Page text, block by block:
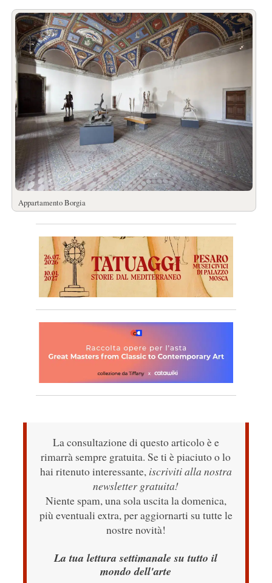
Appartamento Borgia
La consultazione di questo articolo è e
rimarrà sempre gratuita. Se ti è piaciuto o lo
hai ritenuto interessante, iscriviti alla nostra
newsletter gratuita!
Niente spam, una sola uscita la domenica,
più eventuali extra, per aggiornarti su tutte le
nostre novità!
La tua lettura settimanale su tutto il
mondo dell'arte